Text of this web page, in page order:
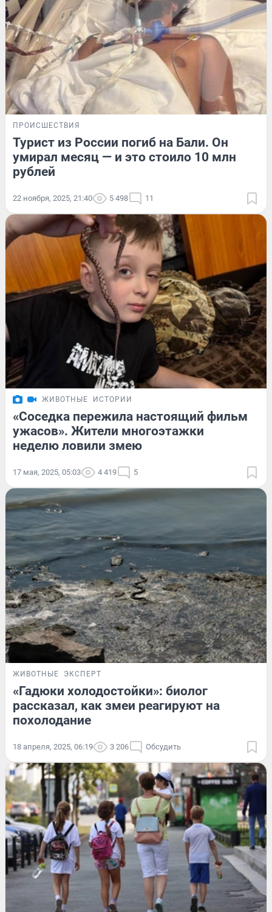
ПРОИСШЕСТВИЯ
Турист из России погиб на Бали. Он
умирал месяц — и это стоило 10 млн
рублей
22 ноября, 2025, 21:40 5 498 11
ЖИВОТНЫЕ ИСТОРИИ
«Соседка пережила настоящий фильм
ужасов». Жители многоэтажки
неделю ловили змею
17 мая, 2025, 05:03 4 419 5
ЖИВОТНЫЕ ЭКСПЕРТ
«Гадюки холодостойки»: биолог
рассказал, как змеи реагируют на
похолодание
18 апреля, 2025, 06:19 3 206 Обсудить